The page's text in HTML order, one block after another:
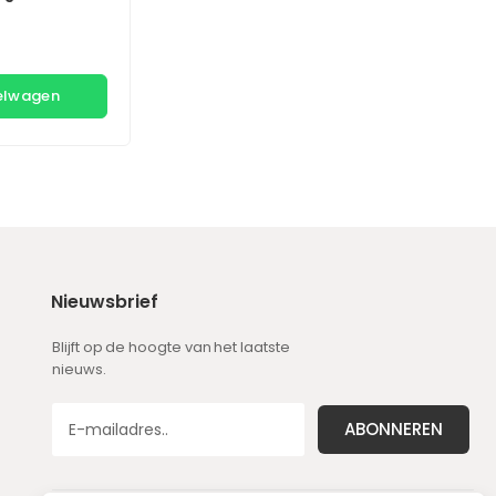
Nieuwsbrief
Blijft op de hoogte van het laatste
nieuws.